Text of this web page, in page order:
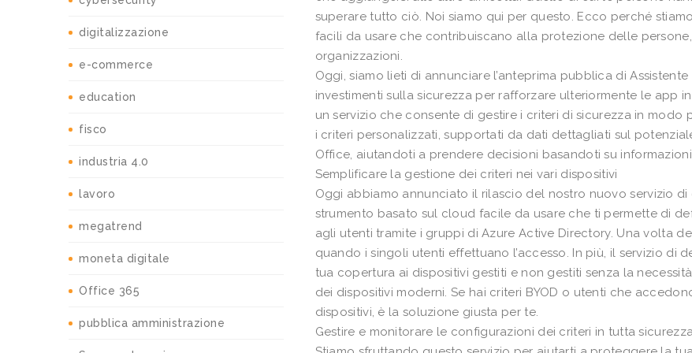
digitalizzazione
e-commerce
education
fisco
industria 4.0
lavoro
megatrend
moneta digitale
Office 365
pubblica amministrazione
superare tutto ciò. Noi siamo qui per questo. Ecco perché
facili da usare che contribuiscano alla protezione delle
organizzazioni.
Oggi, siamo lieti di annunciare l’anteprima pubblica di
investimenti sulla sicurezza per rafforzare ulteriormente le app
un servizio che consente di gestire i criteri di sicurezza in
i criteri personalizzati, supportati da dati dettagliati sul
Office, aiutandoti a prendere decisioni basandoti su
Semplificare la gestione dei criteri nei vari dispositivi
Oggi abbiamo annunciato il rilascio del nostro nuovo servizio
strumento basato sul cloud facile da usare che ti permette di
agli utenti tramite i gruppi di Azure Active Directory. Una volta
quando i singoli utenti effettuano l’accesso. In più, il servizio di
tua copertura ai dispositivi gestiti e non gestiti senza la
dei dispositivi moderni. Se hai criteri BYOD o utenti che
dispositivi, è la soluzione giusta per te.
Gestire e monitorare le configurazioni dei criteri in tutta